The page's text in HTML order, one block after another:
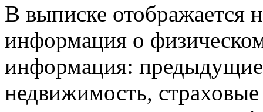
В выписке отображается
информация о
информация:
недвижимость,